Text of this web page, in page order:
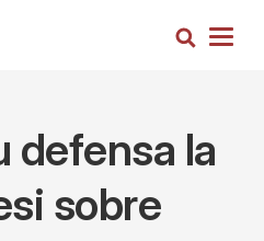
Cerca
defensa la
sobre